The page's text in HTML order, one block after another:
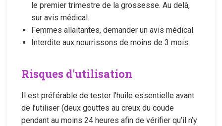
le premier trimestre de la grossesse. Au delà,
sur avis médical.
Femmes allaitantes, demander un avis médical.
Interdite aux nourrissons de moins de 3 mois.
Risques d'utilisation
Il est préférable de tester l’huile essentielle avant
de l’utiliser (deux gouttes au creux du coude
pendant au moins 24 heures afin de vérifier qu’il n’y